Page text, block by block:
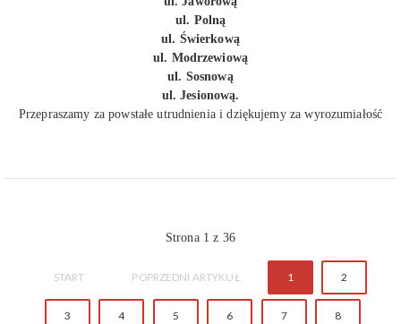
ul. Polną
ul. Świerkową
ul. Modrzewiową
ul. Sosnową
ul. Jesionową.
Przepraszamy za powstałe utrudnienia i dziękujemy za wyrozumiałość
Strona 1 z 36
START POPRZEDNI ARTYKUŁ 1 2
3 4 5 6 7 8